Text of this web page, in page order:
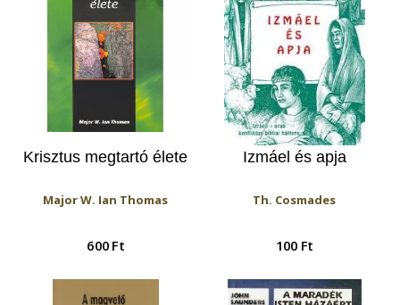
Krisztus megtartó élete
Major W. Ian Thomas
600 Ft
Izmáel és apja
Th. Cosmades
100 Ft